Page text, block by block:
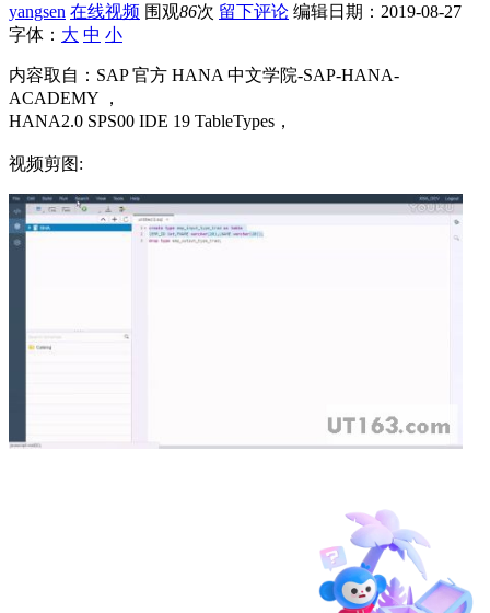
yangsen 在线视频 围观86次 留下评论 编辑日期： 2019-08-27
字体： 大 中 小
内容取自：SAP 官方 HANA 中文学院-SAP-HANA-
ACADEMY ，
HANA2.0 SPS00 IDE 19 TableTypes，
视频剪图: